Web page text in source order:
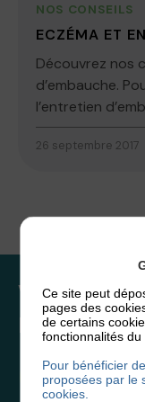
NOS CONSEILS
ECZÉMA ET
Découvrez nos
d’embauche.
l’entretien
26 septembre 2017
Vous
NOUS
Ce site peut
pages des
de certains
fonctionnalités du
Pour bénéficier
proposées par le
cookies.